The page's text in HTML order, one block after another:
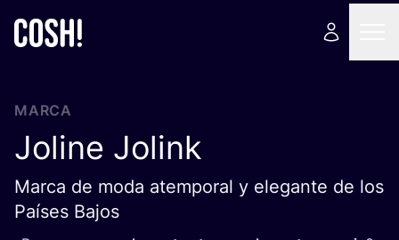
MARCA
Joline Jolink
Marca de moda atemporal y elegante de los
Países Bajos